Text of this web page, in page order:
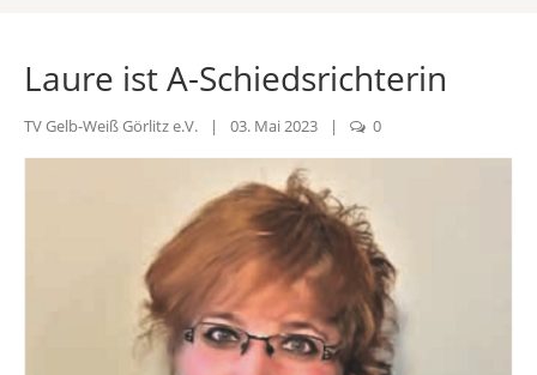
Laure ist A-Schiedsrichterin
TV Gelb-Weiß Görlitz e.V. | 03. Mai 2023 | 0